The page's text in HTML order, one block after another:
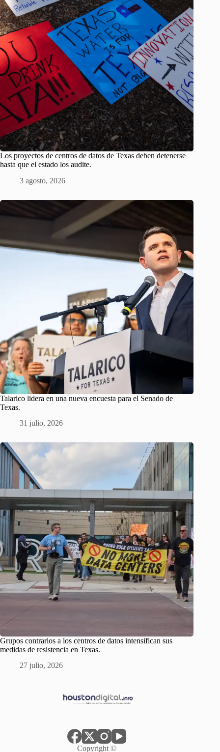
Los proyectos de centros de datos de Texas deben detenerse
hasta que el estado los audite.
3 agosto, 2026
Talarico lidera en una nueva encuesta para el Senado de
Texas.
31 julio, 2026
Grupos contrarios a los centros de datos intensifican sus
medidas de resistencia en Texas.
27 julio, 2026
Copyright ©